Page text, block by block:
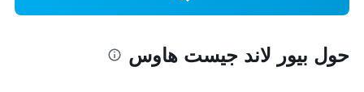
حول بيور لاند جيست هاوس